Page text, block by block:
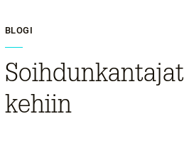
BLOGI
Soihdunkantajat
kehiin